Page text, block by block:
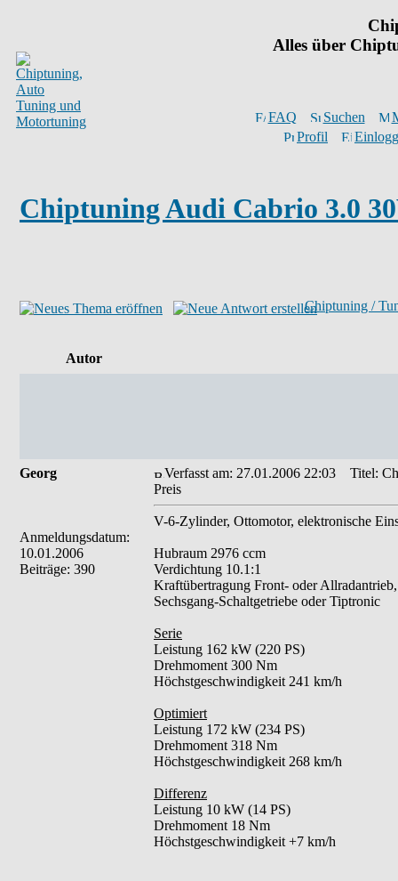
Alles über
FAQ Suchen
Profil
Chiptuning Audi Cabrio 3.0
Chiptuning /
Autor
Georg
Anmeldungsdatum:
10.01.2006
Beiträge: 390
Verfasst am: 27.01.2006 22:03
Titel:
Preis
V-6-Zylinder, Ottomotor, elektronische
Hubraum 2976 ccm
Verdichtung 10.1:1
Kraftübertragung Front- oder Allradantrieb,
Sechsgang-Schaltgetriebe oder Tiptronic
Serie
Leistung 162 kW (220 PS)
Drehmoment 300 Nm
Höchstgeschwindigkeit 241 km/h
Optimiert
Leistung 172 kW (234 PS)
Drehmoment 318 Nm
Höchstgeschwindigkeit 268 km/h
Differenz
Leistung 10 kW (14 PS)
Drehmoment 18 Nm
Höchstgeschwindigkeit +7 km/h